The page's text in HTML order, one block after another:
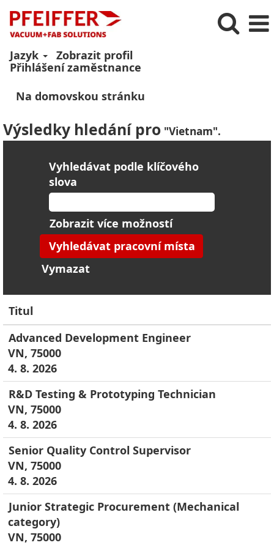
Jazyk
Zobrazit profil
Přihlášení zaměstnance
Na domovskou stránku
Výsledky hledání pro "Vietnam".
Vyhledávat podle klíčového
slova
Zobrazit více možností
Vymazat
Titul
Advanced Development Engineer
VN, 75000
4. 8. 2026
R&D Testing & Prototyping Technician
VN, 75000
4. 8. 2026
Senior Quality Control Supervisor
VN, 75000
4. 8. 2026
Junior Strategic Procurement (Mechanical
category)
VN, 75000